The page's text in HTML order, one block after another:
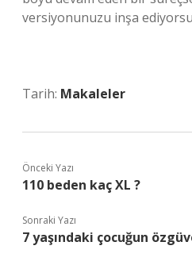
versiyonunuzu inşa
Tarih: Makaleler
Önceki Yazı
110 beden kaç XL ?
Sonraki Yazı
7 yaşındaki çocuğun